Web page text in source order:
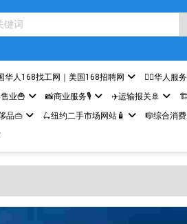
人168找工网｜美国168招聘网 🤵‍♀️华人服
业🍟 📸商业服务🎙️ ✈️运输报关🚢 🏗️
品👜 🛴纽约二手市场网站🧴 🎼综合消